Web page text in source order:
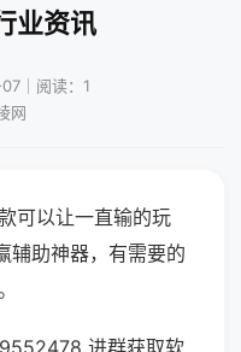
业资讯
｜阅读：1
网
可以让一直输的玩
辅助神器，有需要的
进群获取软